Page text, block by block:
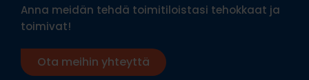
Anna meidän tehdä toimitiloistasi tehokkaat ja
toimivat!
Ota meihin yhteyttä